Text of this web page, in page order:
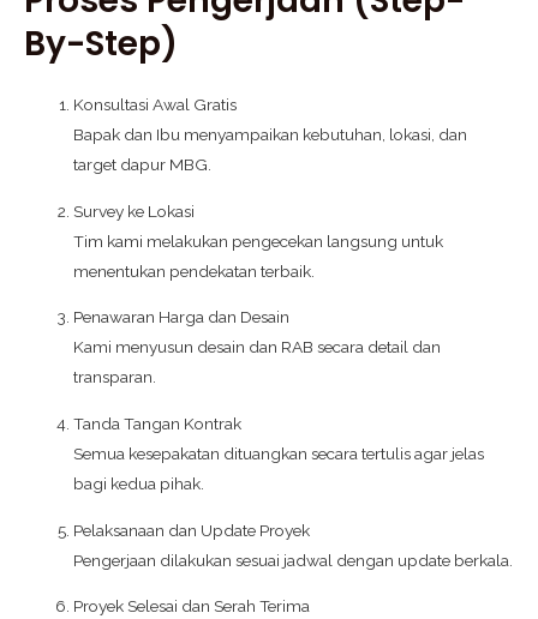
By-Step)
Konsultasi Awal Gratis
Bapak dan Ibu menyampaikan kebutuhan, lokasi, dan
target dapur MBG.
Survey ke Lokasi
Tim kami melakukan pengecekan langsung untuk
menentukan pendekatan terbaik.
Penawaran Harga dan Desain
Kami menyusun desain dan RAB secara detail dan
transparan.
Tanda Tangan Kontrak
Semua kesepakatan dituangkan secara tertulis agar jelas
bagi kedua pihak.
Pelaksanaan dan Update Proyek
Pengerjaan dilakukan sesuai jadwal dengan update berkala.
Proyek Selesai dan Serah Terima